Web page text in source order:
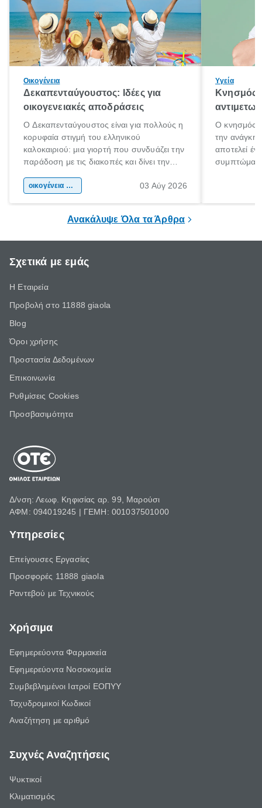
Οικογένεια
Δεκαπενταύγουστος: Ιδέες για
οικογενειακές αποδράσεις
Ο Δεκαπενταύγουστος είναι για πολλούς η
κορυφαία στιγμή του ελληνικού
καλοκαιριού: μια γιορτή που συνδυάζει την
παράδοση με τις διακοπές και δίνει την
χώρας. Είτε πρόκειται για λίγες μέρες
οικογένεια & παιδί 03 Αύγ 2026
Υγεία
Κνησμός:
Ο κνησμός
την ανάγκη
αποτελεί
Ανακάλυψε Όλα τα Άρθρα
Σχετικά με εμάς
Η Εταιρεία
Προβολή στο 11888 giaola
Blog
Όροι χρήσης
Προστασία Δεδομένων
Επικοινωνία
Ρυθμίσεις Cookies
Προσβασιμότητα
Δ/νση: Λεωφ. Κηφισίας αρ. 99, Μαρούσι
ΑΦΜ: 094019245 | ΓΕΜΗ: 001037501000
Υπηρεσίες
Επείγουσες Εργασίες
Προσφορές 11888 giaola
Ραντεβού με Τεχνικούς
Χρήσιμα
Εφημερεύοντα Φαρμακεία
Εφημερεύοντα Νοσοκομεία
Συμβεβλημένοι Ιατροί ΕΟΠΥΥ
Ταχυδρομικοί Κωδικοί
Αναζήτηση με αριθμό
Συχνές Αναζητήσεις
Ψυκτικοί
Κλιματισμός